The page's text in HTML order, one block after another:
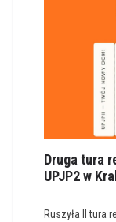
Druga tura
UPJP2 w
Ruszyła II tura